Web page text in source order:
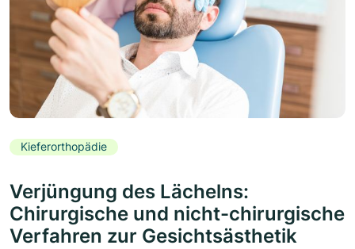
Kieferorthopädie
Verjüngung des Lächelns:
Chirurgische und nicht-chirurgische
Verfahren zur Gesichtsästhetik